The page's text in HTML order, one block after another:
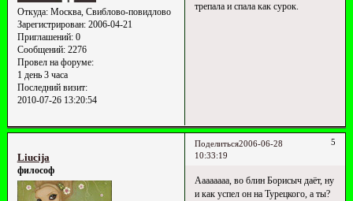
Откуда:Москва, Свиблово-повидлово
Зарегистрирован: 2006-04-21
Приглашений:0
Сообщений:2276
Провел на форуме:
1 день 3 часа
Последний визит:
2010-07-26 13:20:54
трепала и спала как сурок.
Поделиться 5
2006-06-28
10:33:19
Liucija
философ
Аааааааа, во блин Борисыч даёт, ну
и как успел он на Турецкого, а ты?